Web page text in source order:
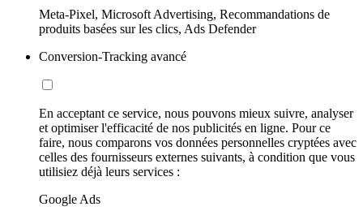
Meta-Pixel, Microsoft Advertising, Recommandations de
produits basées sur les clics, Ads Defender
Conversion-Tracking avancé
En acceptant ce service, nous pouvons mieux suivre, analyser
et optimiser l'efficacité de nos publicités en ligne. Pour ce
faire, nous comparons vos données personnelles cryptées avec
celles des fournisseurs externes suivants, à condition que vous
utilisiez déjà leurs services :
Google Ads